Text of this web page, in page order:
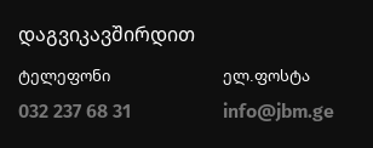
დაგვიკავშირდით
ტელეფონი
032 237 68 31
ელ.ფოსტა
info@jbm.ge